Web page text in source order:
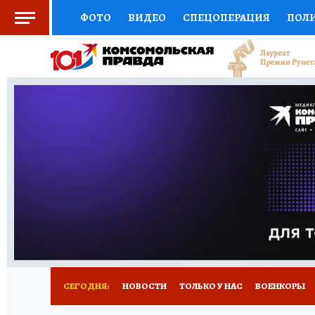
ФОТО ВИДЕО СПЕЦОПЕРАЦИЯ
СОЦПОДДЕРЖКА НАУКА СПОРТ
ВЫБОР ЭКСПЕРТОВ ДОКТОР
ПРОГНОЗЫ НА СПОРТ
НОВОЕ
СЕГОДНЯ: НОВОСТИ ТОЛЬКО У НАС ВОЕНКОРЫ